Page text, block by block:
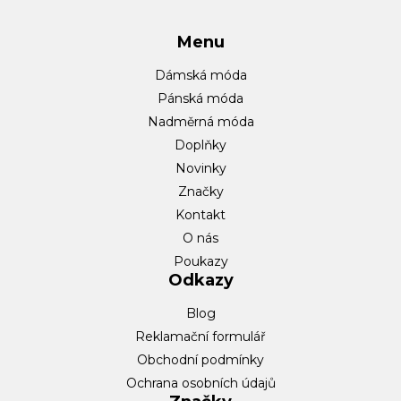
Menu
Dámská móda
Pánská móda
Nadměrná móda
Doplňky
Novinky
Značky
Kontakt
O nás
Poukazy
Odkazy
Blog
Reklamační formulář
Obchodní podmínky
Ochrana osobních údajů